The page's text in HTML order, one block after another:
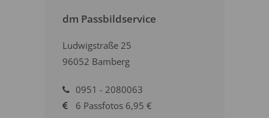
dm Passbildservice
Ludwigstraße 25
96052 Bamberg
0951 - 2080063
6 Passfotos 6,95 €